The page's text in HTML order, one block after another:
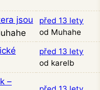
jsou
před 13 lety
od Muhahe
před 13 lety
od karelb
–